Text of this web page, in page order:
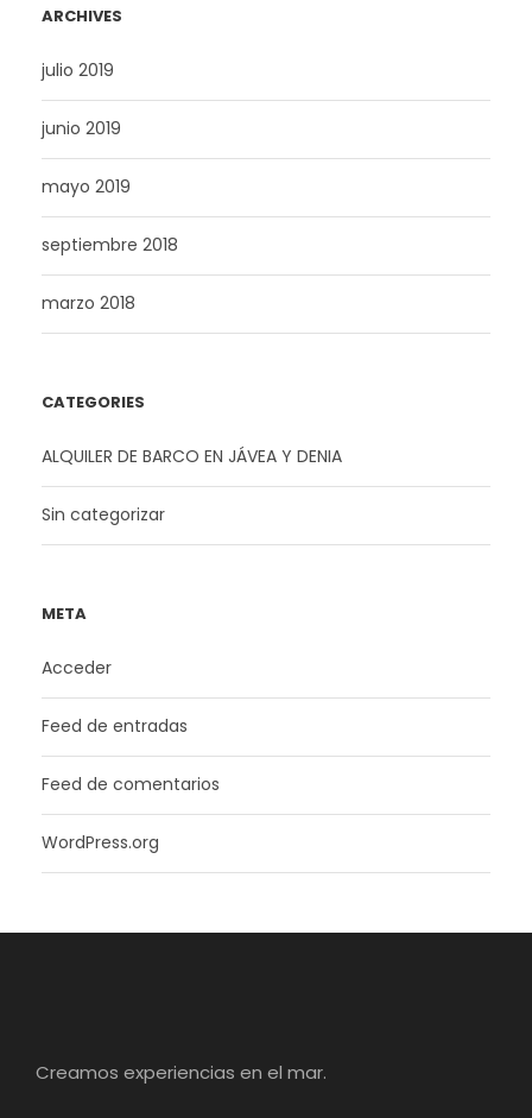
ARCHIVES
julio 2019
junio 2019
mayo 2019
septiembre 2018
marzo 2018
CATEGORIES
ALQUILER DE BARCO EN JÁVEA Y DENIA
Sin categorizar
META
Acceder
Feed de entradas
Feed de comentarios
WordPress.org
Creamos experiencias en el mar.